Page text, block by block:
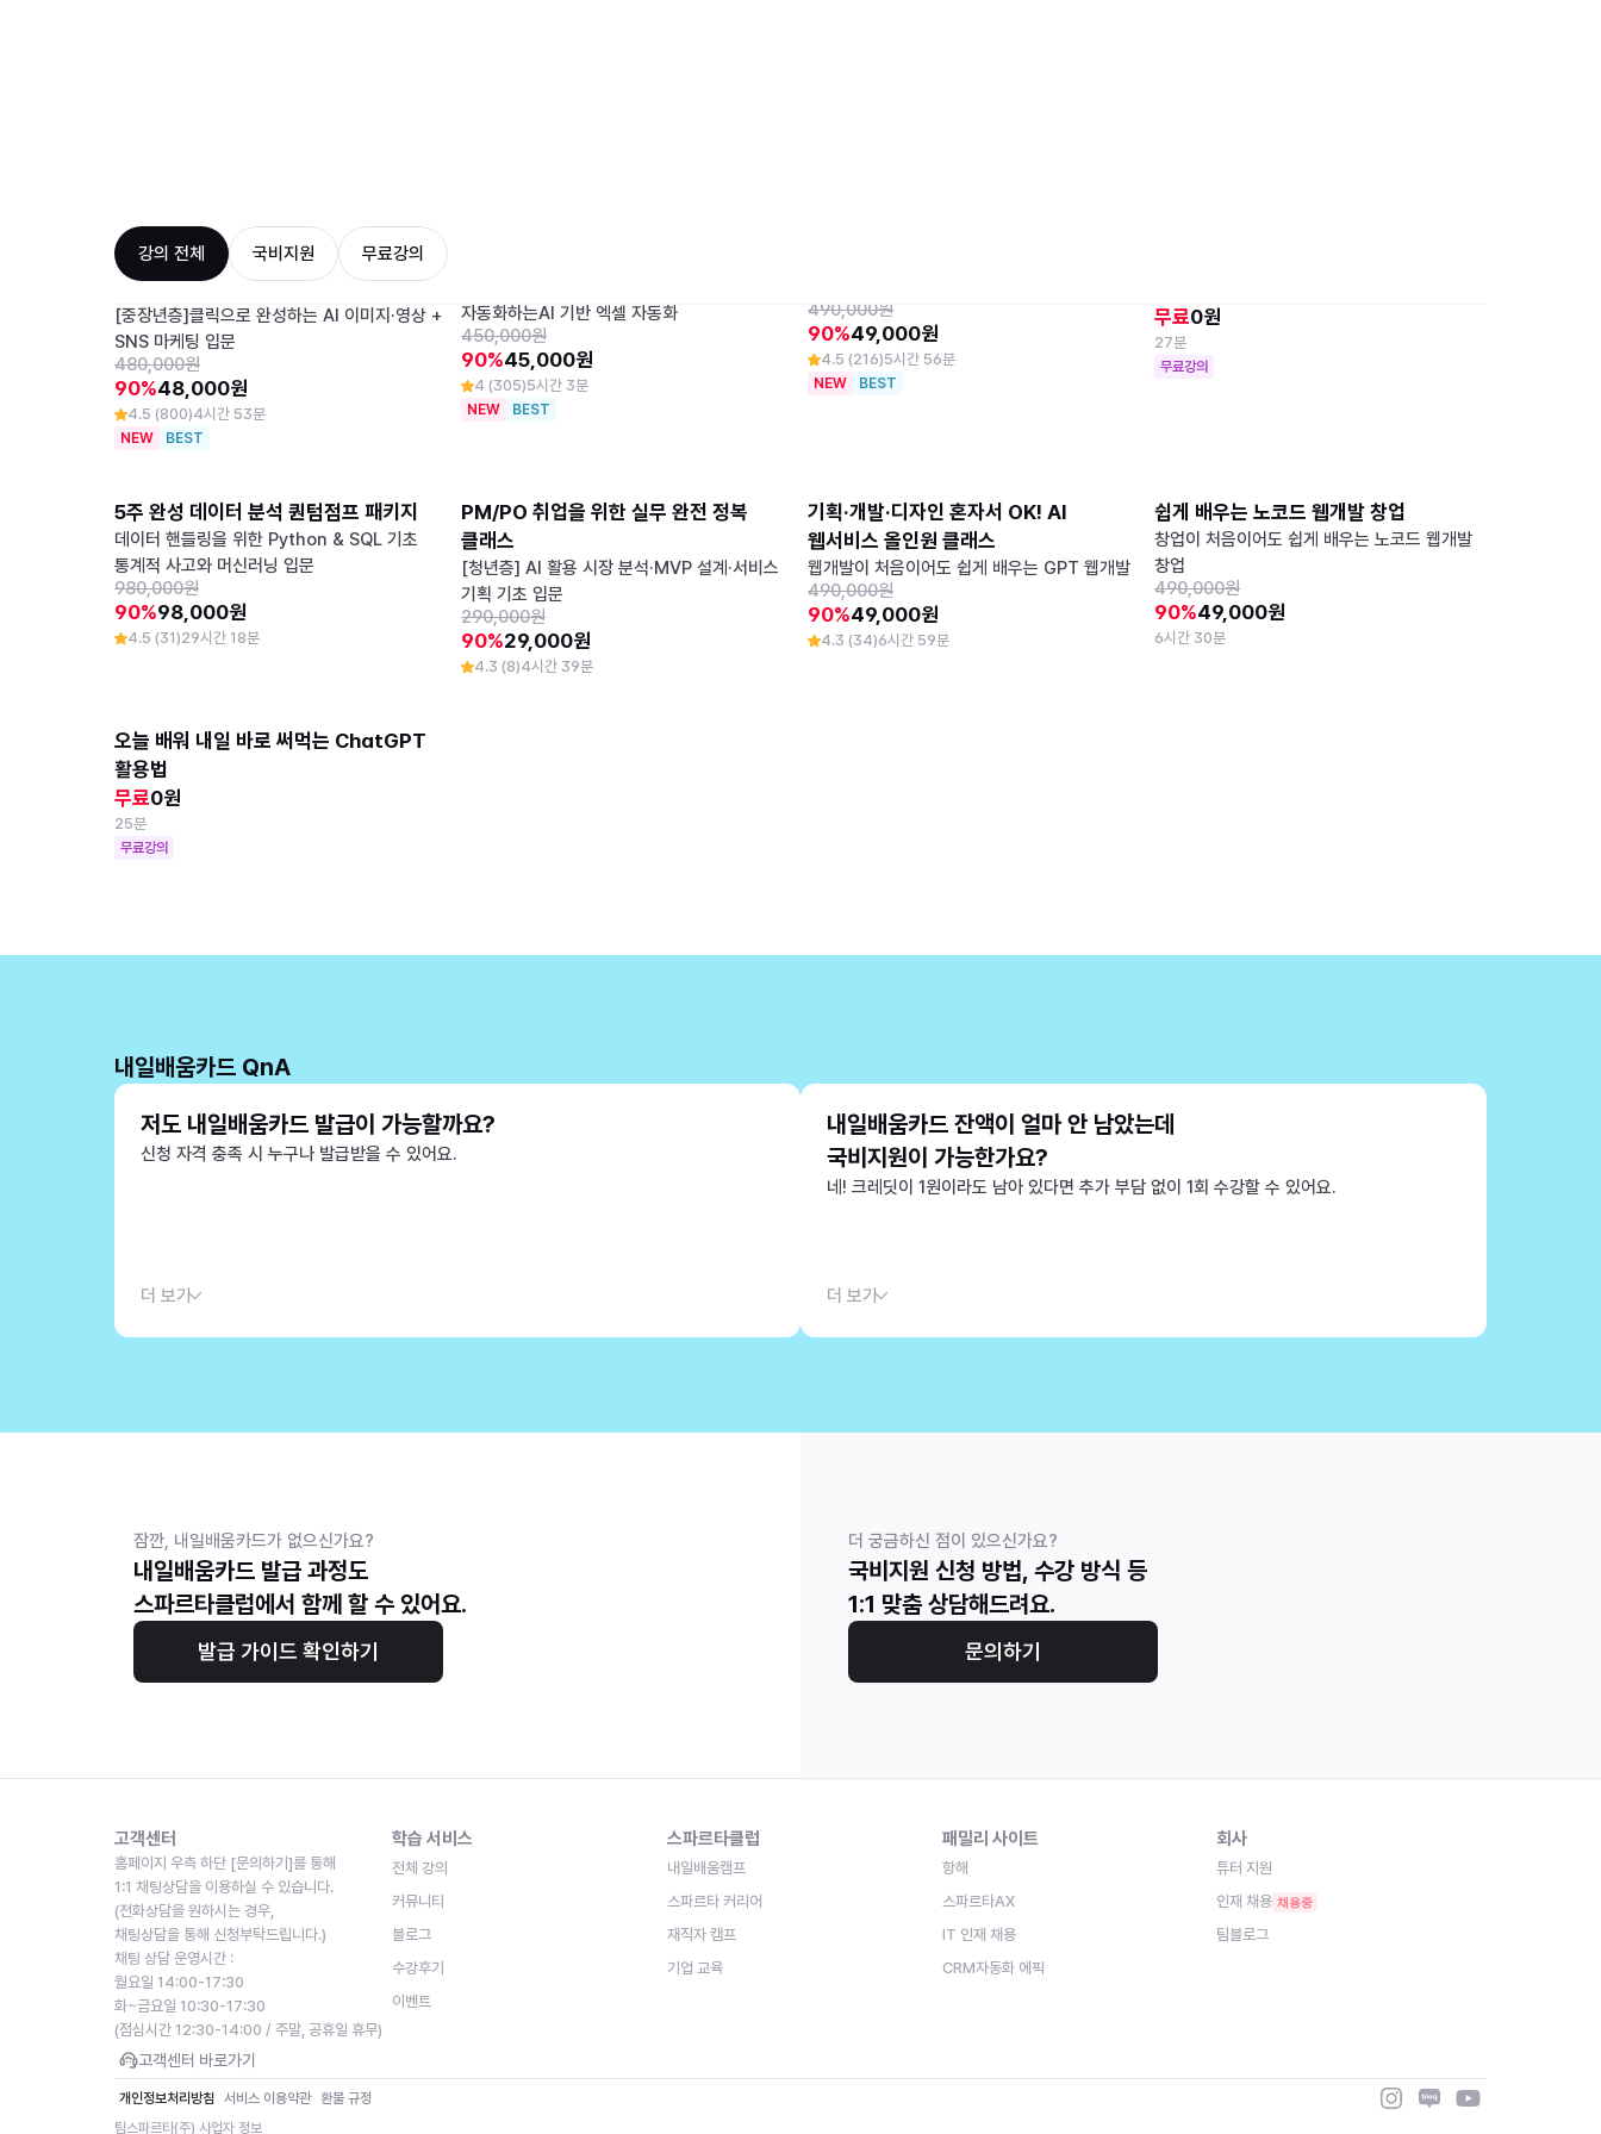
강의 전체 국비지원 무료강의
처음 만나는 AI 영상 · 이미지 제작 왕초보
클래스
[중장년층]클릭으로 완성하는 AI 이미지·영상 +
SNS 마케팅 입문
480,000원
90%48,000원
4.5 (800)4시간 53분
NEW BEST
자동화하는AI 기반 엑셀 자동화
450,000원
90%45,000원
4 (305)5시간 3분
NEW BEST
490,000원
90%49,000원
4.5 (216)5시간 56분
NEW BEST
무료0원
27분
무료강의
5주 완성 데이터 분석 퀀텀점프 패키지
데이터 핸들링을 위한 Python & SQL 기초
통계적 사고와 머신러닝 입문
980,000원
90%98,000원
4.5 (31)29시간 18분
PM/PO 취업을 위한 실무 완전 정복
클래스
[청년층] AI 활용 시장 분석·MVP 설계·서비스
기획 기초 입문
290,000원
90%29,000원
4.3 (8)4시간 39분
기획·개발·디자인 혼자서 OK! AI
웹서비스 올인원 클래스
웹개발이 처음이어도 쉽게 배우는 GPT 웹개발
490,000원
90%49,000원
4.3 (34)6시간 59분
쉽게 배우는 노코드 웹개발 창업
창업이 처음이어도 쉽게 배우는 노코드 웹개발
창업
490,000원
90%49,000원
6시간 30분
오늘 배워 내일 바로 써먹는 ChatGPT
활용법
무료0원
25분
무료강의
내일배움카드 QnA
저도 내일배움카드 발급이 가능할까요?
신청 자격 충족 시 누구나 발급받을 수 있어요.
더 보기
내일배움카드 잔액이 얼마 안 남았는데
국비지원이 가능한가요?
네! 크레딧이 1원이라도 남아 있다면 추가 부담 없이 1회 수강할 수 있어요.
더 보기
잠깐, 내일배움카드가 없으신가요?
내일배움카드 발급 과정도
스파르타클럽에서 함께 할 수 있어요.
발급 가이드 확인하기
더 궁금하신 점이 있으신가요?
국비지원 신청 방법, 수강 방식 등
1:1 맞춤 상담해드려요.
문의하기
고객센터
홈페이지 우측 하단 [문의하기]를 통해
1:1 채팅상담을 이용하실 수 있습니다.
(전화상담을 원하시는 경우,
채팅상담을 통해 신청부탁드립니다.)
채팅 상담 운영시간 :
월요일 14:00-17:30
화~금요일 10:30-17:30
(점심시간 12:30-14:00 / 주말, 공휴일 휴무)
고객센터 바로가기
학습 서비스
전체 강의
커뮤니티
블로그
수강후기
이벤트
스파르타클럽
내일배움캠프
스파르타 커리어
재직자 캠프
기업 교육
패밀리 사이트
항해
스파르타AX
IT 인재 채용
CRM자동화 에픽
회사
튜터 지원
인재 채용 채용중
팀블로그
개인정보처리방침 서비스 이용약관
환불 규정
팀스파르타(주) 사업자 정보